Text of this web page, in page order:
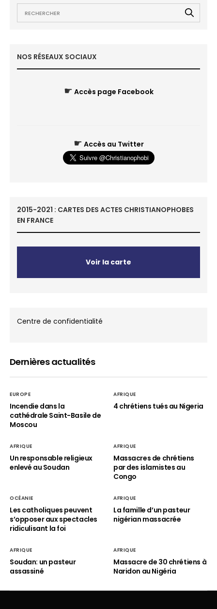
NOS RÉSEAUX SOCIAUX
☛ Accès page Facebook
☛ Accès au Twitter
2015-2021 : CARTES DES ACTES CHRISTIANOPHOBES
EN FRANCE
Voir la carte
Centre de confidentialité
Dernières actualités
EUROPE
Incendie dans la
cathédrale Saint-Basile de
Moscou
AFRIQUE
4 chrétiens tués au Nigeria
AFRIQUE
Un responsable religieux
enlevé au Soudan
AFRIQUE
Massacres de chrétiens
par des islamistes au
Congo
OCÉANIE
Les catholiques peuvent
s’opposer aux spectacles
ridiculisant la foi
AFRIQUE
La famille d’un pasteur
nigérian massacrée
AFRIQUE
Soudan: un pasteur
assassiné
AFRIQUE
Massacre de 30 chrétiens à
Naridon au Nigéria